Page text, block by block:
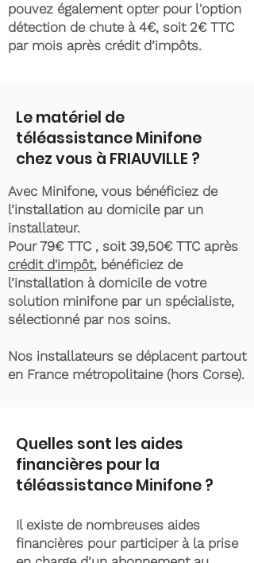
pouvez également opter pour l'option
détection de chute à 4€, soit 2€ TTC
par mois après crédit d’impôts.
Le matériel de
téléassistance Minifone
chez vous à FRIAUVILLE ?
Avec Minifone, vous bénéficiez de
l’installation au domicile par un
installateur.
Pour 79€ TTC , soit 39,50€ TTC après
crédit d'impôt, bénéficiez de
l’installation à domicile de votre
solution minifone par un spécialiste,
sélectionné par nos soins.
Nos installateurs se déplacent partout
en France métropolitaine (hors Corse).
Quelles sont les aides
financières pour la
téléassistance Minifone ?
Il existe de nombreuses aides
financières pour participer à la prise